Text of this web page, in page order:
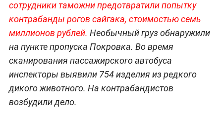
сотрудники таможни предотвратили попытку
контрабанды рогов сайгака, стоимостью семь
миллионов рублей. Необычный груз обнаружили
на пункте пропуска Покровка. Во время
сканирования пассажирского автобуса
инспекторы выявили 754 изделия из редкого
дикого животного. На контрабандистов
возбудили дело.